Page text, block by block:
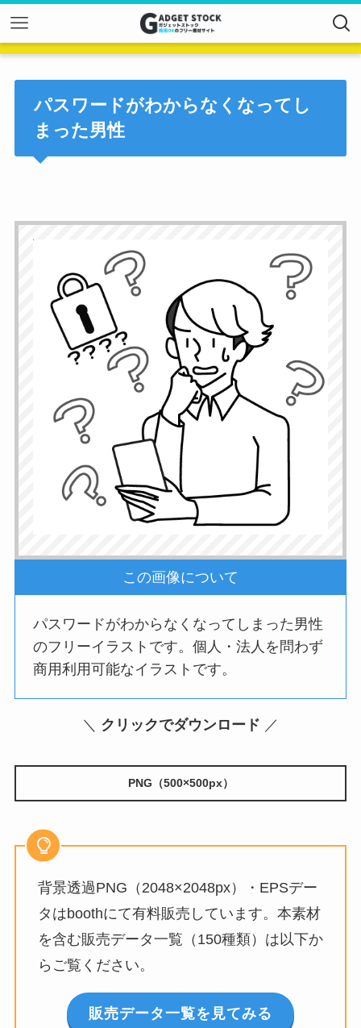
パスワードがわからなくなってし
まった男性
この画像について
パスワードがわからなくなってしまった男性
のフリーイラストです。個人・法人を問わず
商用利用可能なイラストです。
＼ クリックでダウンロード ／
PNG（500×500px）
背景透過PNG（2048×2048px）・EPSデー
タはboothにて有料販売しています。本素材
を含む販売データ一覧（150種類）は以下か
らご覧ください。
販売データ一覧を見てみる